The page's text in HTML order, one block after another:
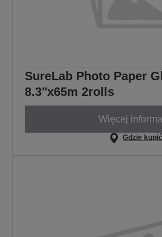
SureLab Photo Paper
8.3"x65m 2rolls
Więcej
Gdzie kupić